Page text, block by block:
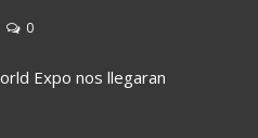
0
Expo nos llegaran